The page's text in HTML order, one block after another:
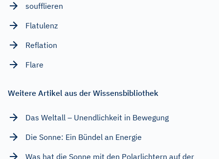
soufflieren
Flatulenz
Reflation
Flare
Weitere Artikel aus der Wissensbibliothek
Das Weltall – Unendlichkeit in Bewegung
Die Sonne: Ein Bündel an Energie
Was hat die Sonne mit den Polarlichtern auf der